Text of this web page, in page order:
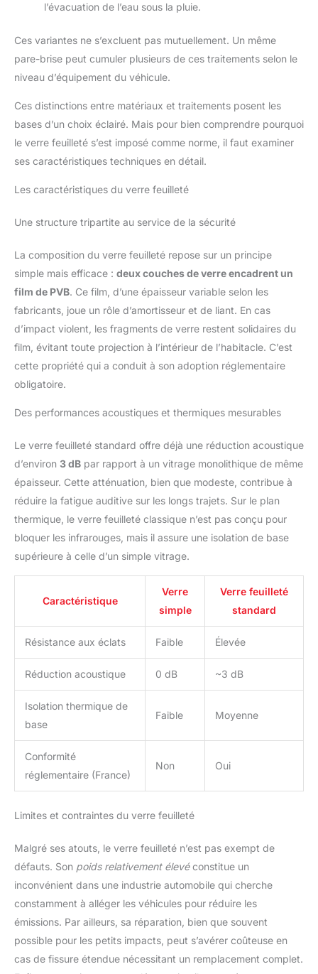
l’évacuation de l’eau sous la pluie.
Ces variantes ne s’excluent pas mutuellement. Un même
pare-brise peut cumuler plusieurs de ces traitements selon le
niveau d’équipement du véhicule.
Ces distinctions entre matériaux et traitements posent les
bases d’un choix éclairé. Mais pour bien comprendre pourquoi
le verre feuilleté s’est imposé comme norme, il faut examiner
ses caractéristiques techniques en détail.
Les caractéristiques du verre feuilleté
Une structure tripartite au service de la sécurité
La composition du verre feuilleté repose sur un principe
simple mais efficace : deux couches de verre encadrent un
film de PVB. Ce film, d’une épaisseur variable selon les
fabricants, joue un rôle d’amortisseur et de liant. En cas
d’impact violent, les fragments de verre restent solidaires du
film, évitant toute projection à l’intérieur de l’habitacle. C’est
cette propriété qui a conduit à son adoption réglementaire
obligatoire.
Des performances acoustiques et thermiques mesurables
Le verre feuilleté standard offre déjà une réduction acoustique
d’environ 3 dB par rapport à un vitrage monolithique de même
épaisseur. Cette atténuation, bien que modeste, contribue à
réduire la fatigue auditive sur les longs trajets. Sur le plan
thermique, le verre feuilleté classique n’est pas conçu pour
bloquer les infrarouges, mais il assure une isolation de base
supérieure à celle d’un simple vitrage.
Caractéristique
Verre
simple
Verre feuilleté
standard
Résistance aux éclats Faible Élevée
Réduction acoustique 0 dB ~3 dB
Isolation thermique de
base
Faible Moyenne
Conformité
réglementaire (France)
Non Oui
Limites et contraintes du verre feuilleté
Malgré ses atouts, le verre feuilleté n’est pas exempt de
défauts. Son poids relativement élevéconstitue un
inconvénient dans une industrie automobile qui cherche
constamment à alléger les véhicules pour réduire les
émissions. Par ailleurs, sa réparation, bien que souvent
possible pour les petits impacts, peut s’avérer coûteuse en
cas de fissure étendue nécessitant un remplacement complet.